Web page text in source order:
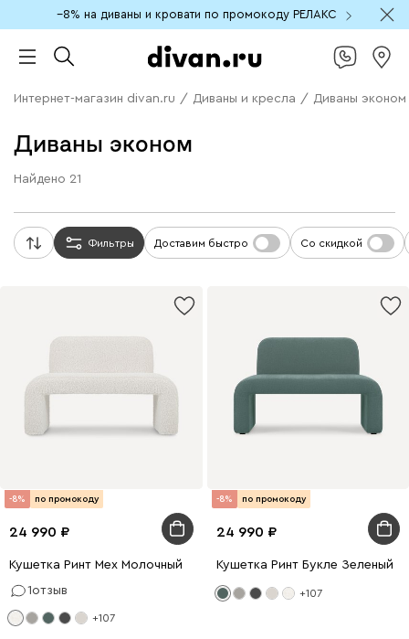
−8% на диваны и кровати по промокоду РЕЛАКС
Интернет-магазин divan.ru / Диваны и кресла / Диваны эконом
Диваны эконом
Найдено 21
Фильтры Доставим быстро Со скидкой
-8% по промокоду
24 990
Кушетка Ринт Мех Молочный
1отзыв
+107
-8% по промокоду
24 990
Кушетка Ринт Букле Зеленый
+107